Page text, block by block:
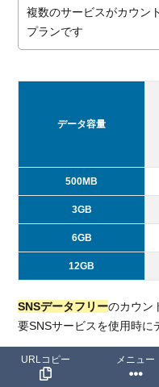
複数のサービスがカウン
プランです
データ容量
500MB
3GB
6GB
12GB
SNSデータフリーのカウン
要SNSサービスを使用時に
LINE
URLコピー メニュー